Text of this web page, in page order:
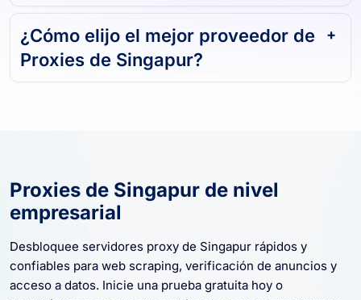
¿Cómo elijo el mejor proveedor de
Proxies de Singapur?
Proxies de Singapur de nivel
empresarial
Desbloquee servidores proxy de Singapur rápidos y
confiables para web scraping, verificación de anuncios y
acceso a datos. Inicie una prueba gratuita hoy o